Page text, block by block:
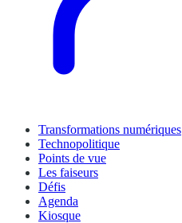
Transformations numériques
Technopolitique
Points de vue
Les faiseurs
Défis
Agenda
Kiosque